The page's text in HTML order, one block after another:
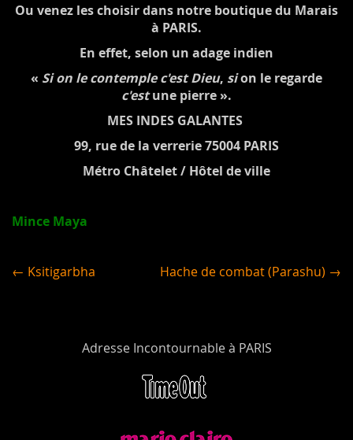
Ou venez les choisir dans notre boutique du Marais
à PARIS.
En effet, selon un adage indien
« Si on le contemple c'est Dieu, sion le regarde
c'estune pierre ».
MES INDES GALANTES
99, rue de la verrerie 75004 PARIS
Métro Châtelet / Hôtel de ville
Mince Maya
← Ksitigarbha Hache de combat (Parashu) →
Adresse Incontournable à PARIS